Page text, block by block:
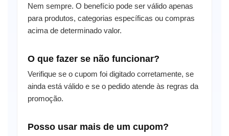
Nem sempre. O benefício pode ser válido apenas
para produtos, categorias específicas ou compras
acima de determinado valor.
O que fazer se não funcionar?
Verifique se o cupom foi digitado corretamente, se
ainda está válido e se o pedido atende às regras da
promoção.
Posso usar mais de um cupom?